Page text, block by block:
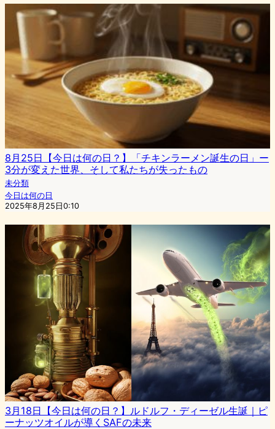
8月25日【今日は何の日？】「チキンラーメン誕生の日」ー
3分が変えた世界、そして私たちが失ったもの
未分類
今日は何の日
2025年8月25日0:10
3月18日【今日は何の日？】ルドルフ・ディーゼル生誕｜ピ
ーナッツオイルが導くSAFの未来